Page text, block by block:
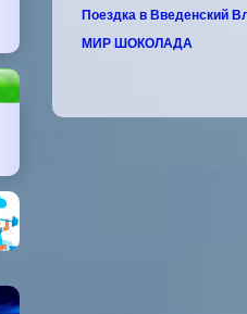
Поездка в Введенский
МИР ШОКОЛАДА